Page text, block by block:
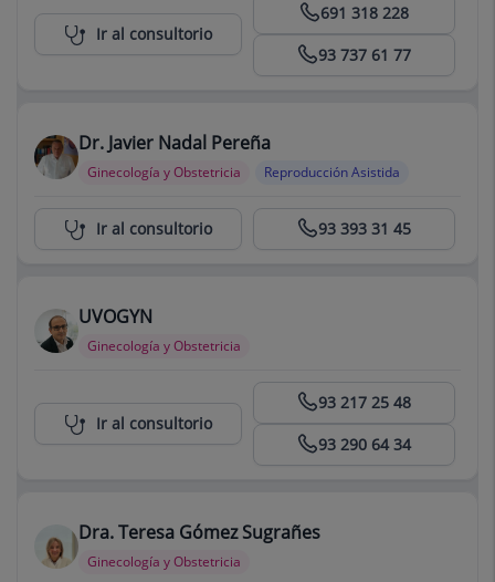
691 318 228
93 737 61 77
Ir al consultorio
Dr. Javier Nadal Pereña
Ginecología y Obstetricia Reproducción Asistida
Centro Médico Teknon 93 393 31 45
Ir al consultorio
UVOGYN
Ginecología y Obstetricia
93 217 25 48
93 290 64 34
Ir al consultorio
Dra. Teresa Gómez Sugrañes
Ginecología y Obstetricia